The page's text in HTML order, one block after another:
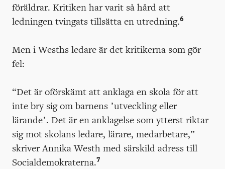
föräldrar. Kritiken har varit så hård att
ledningen tvingats tillsätta en utredning.6
Men i Wesths ledare är det kritikerna som gör
fel:
“Det är oförskämt att anklaga en skola för att
inte bry sig om barnens ’utveckling eller
lärande’. Det är en anklagelse som ytterst riktar
sig mot skolans ledare, lärare, medarbetare,”
skriver Annika Westh med särskild adress till
Socialdemokraterna.7